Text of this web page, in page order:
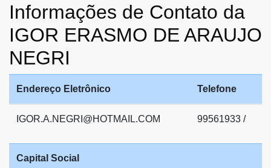
Informações de Contato da
IGOR ERASMO DE ARAUJO
NEGRI
Endereço Eletrônico Telefone
IGOR.A.NEGRI@HOTMAIL.COM 99561933 /
Capital Social